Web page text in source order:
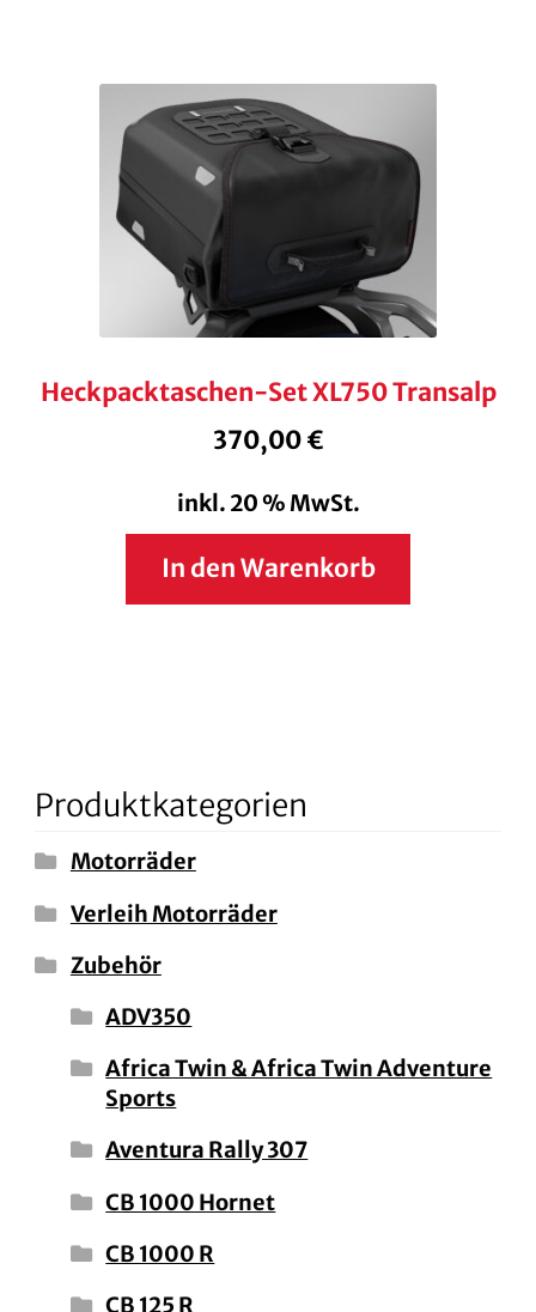
Heckpacktaschen-Set XL750 Transalp
370,00€
inkl. 20 % MwSt.
In den Warenkorb
Produktkategorien
Motorräder
Verleih Motorräder
Zubehör
ADV350
Africa Twin & Africa Twin Adventure
Sports
Aventura Rally 307
CB 1000 Hornet
CB 1000 R
CB 125 R